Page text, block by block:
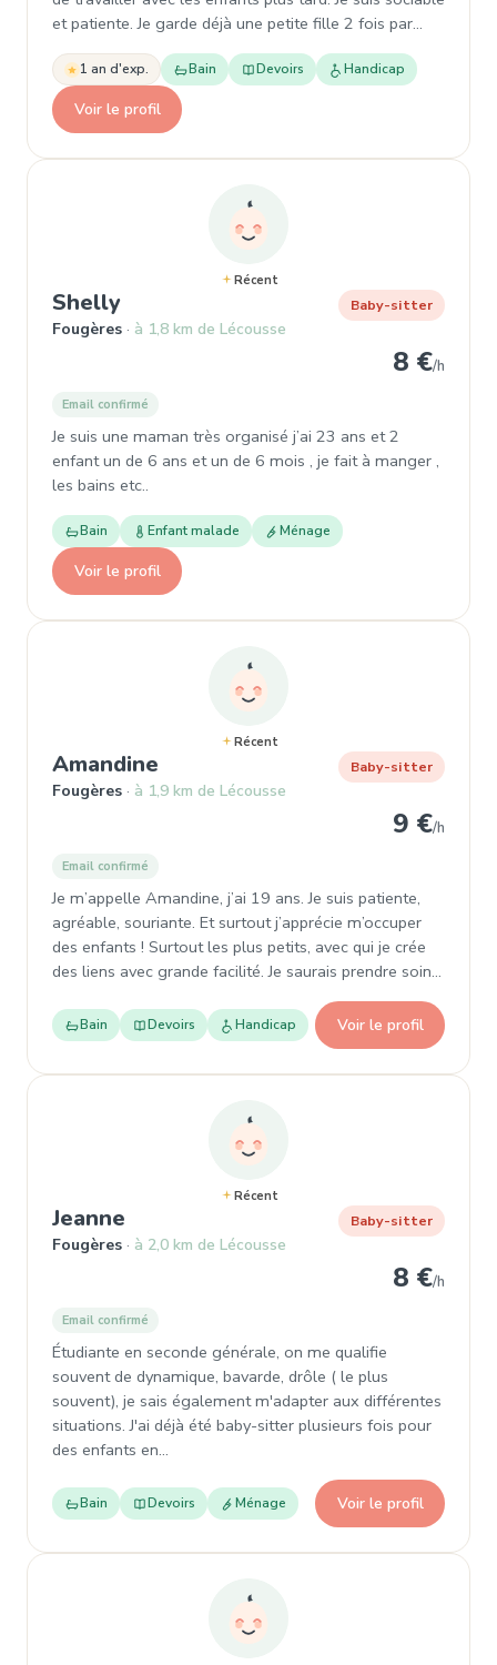
et patiente. Je garde déjà une petite fille 2 fois par…
1 an d'exp. Bain Devoirs Handicap
Voir le profil
Récent
Shelly, Baby-sitter à Fougères
Fougères à 1,8 km de Lécousse
Baby-sitter
8 €/h
Email confirmé
Je suis une maman très organisé j’ai 23 ans et 2
enfant un de 6 ans et un de 6 mois , je fait à manger ,
les bains etc..
Bain Enfant malade Ménage
Voir le profil
Récent
Amandine , Baby-sitter à Fougères
Fougères à 1,9 km de Lécousse
Baby-sitter
9 €/h
Email confirmé
Je m’appelle Amandine, j’ai 19 ans. Je suis patiente,
agréable, souriante. Et surtout j’apprécie m’occuper
des enfants ! Surtout les plus petits, avec qui je crée
des liens avec grande facilité. Je saurais prendre soin…
Bain Devoirs Handicap Voir le profil
Récent
Jeanne , Baby-sitter à Fougères
Fougères à 2,0 km de Lécousse
Baby-sitter
8 €/h
Email confirmé
Étudiante en seconde générale, on me qualifie
souvent de dynamique, bavarde, drôle ( le plus
souvent), je sais également m'adapter aux différentes
situations. J'ai déjà été baby-sitter plusieurs fois pour
des enfants en…
Bain Devoirs Ménage Voir le profil